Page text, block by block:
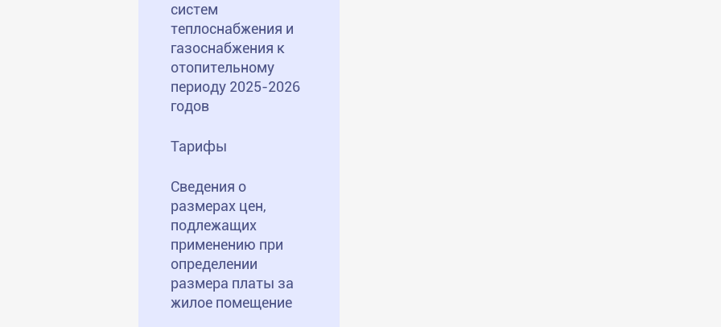
систем
теплоснабжения и
газоснабжения к
отопительному
периоду 2025-2026
годов
Тарифы
Сведения о
размерах цен,
подлежащих
применению при
определении
размера платы за
жилое помещение